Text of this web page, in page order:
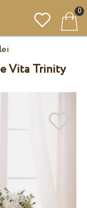
0
Vita Trinity